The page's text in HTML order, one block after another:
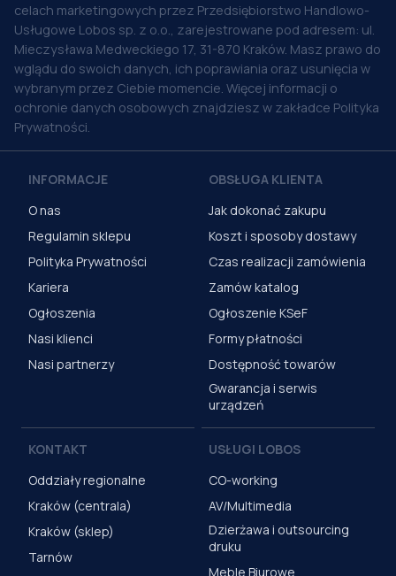
celach marketingowych przez Przedsiębiorstwo Handlowo-
Usługowe Lobos sp. z o.o., zarejestrowane pod adresem: ul.
Mieczysława Medweckiego 17, 31-870 Kraków. Masz prawo do
wglądu do swoich danych, ich poprawiania oraz usunięcia w
wybranym przez Ciebie momencie. Więcej informacji o
ochronie danych osobowych znajdziesz w zakładce Polityka
Prywatności.
INFORMACJE
O nas
Regulamin sklepu
Polityka Prywatności
Kariera
Ogłoszenia
Nasi klienci
Nasi partnerzy
OBSŁUGA KLIENTA
Jak dokonać zakupu
Koszt i sposoby dostawy
Czas realizacji zamówienia
Zamów katalog
Ogłoszenie KSeF
Formy płatności
Dostępność towarów
Gwarancja i serwis
urządzeń
KONTAKT
Oddziały regionalne
Kraków (centrala)
Kraków (sklep)
Tarnów
USŁUGI LOBOS
CO-working
AV/Multimedia
Dzierżawa i outsourcing
druku
Meble Biurowe